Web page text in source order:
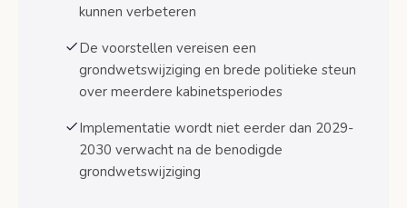
staatsrechtgeleerden
Democratische legitimiteit
Risico op vertraging
Constitutionele uitdagingen
kunnen verbeteren
De voorstellen vereisen een
grondwetswijziging en brede politieke steun
over meerdere kabinetsperiodes
Implementatie wordt niet eerder dan 2029-
2030 verwacht na de benodigde
grondwetswijziging